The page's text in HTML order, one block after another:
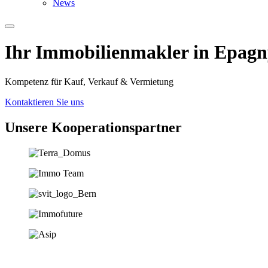
News
Ihr Immobilien­­­makler in
Kompetenz für Kauf, Verkauf & Vermietung
Kontaktieren Sie uns
Unsere Koopera­tions­partner